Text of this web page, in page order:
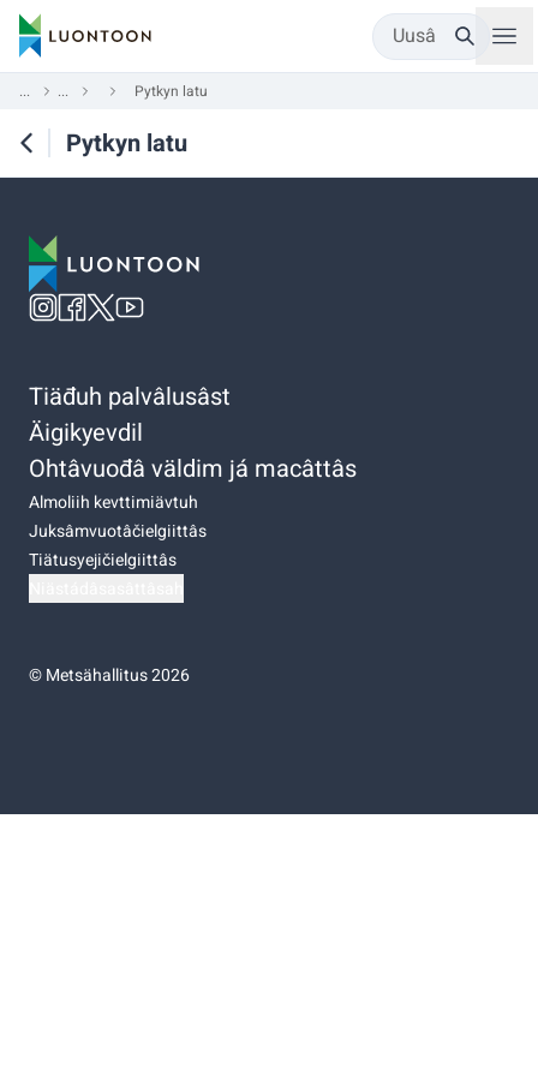
Uusâ
... ... Pytkyn latu
Pytkyn latu
Tiäđuh palvâlusâst
Äigikyevdil
Ohtâvuođâ väldim já macâttâs
Almoliih kevttimiävtuh
Juksâmvuotâčielgiittâs
Tiätusyejičielgiittâs
©Metsähallitus 2026